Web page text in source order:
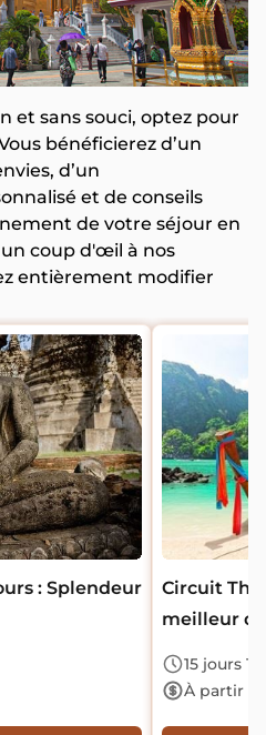
et sans souci, optez pour
bénéficierez d’un
d’un
et de conseils
de votre séjour en
coup d'œil à nos
entièrement modifier
: Splendeur
Circuit
meilleur
15 jours
À partir